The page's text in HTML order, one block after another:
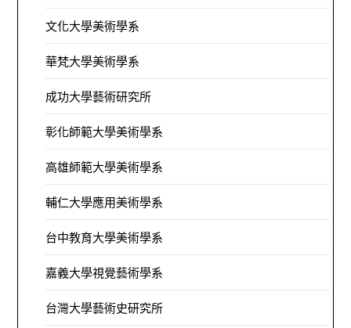
文化大學美術學系
華梵大學美術學系
成功大學藝術研究所
彰化師範大學美術學系
高雄師範大學美術學系
輔仁大學應用美術學系
台中教育大學美術學系
嘉義大學視覺藝術學系
台灣大學藝術史研究所